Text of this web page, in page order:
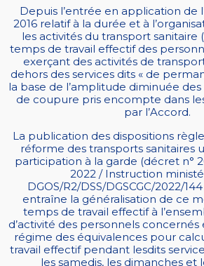
Depuis l’entrée en application de
2016 relatif à la durée et à
les activités du transport sanitaire
temps de travail effectif des
exerçant des activités de
dehors des services dits « de
la base de l’amplitude diminuée
de coupure pris encompte dans
par l’Accord.
La publication des dispositions
réforme des transports sanitaires
participation à la garde (décret n°
2022 / Instruction
DGOS/R2/DSS/DGSCGC/2022/
entraîne la généralisation de ce
temps de travail effectif à
d’activité des personnels
régime des équivalences pour
travail effectif pendant lesdits
les samedis, les dimanches et